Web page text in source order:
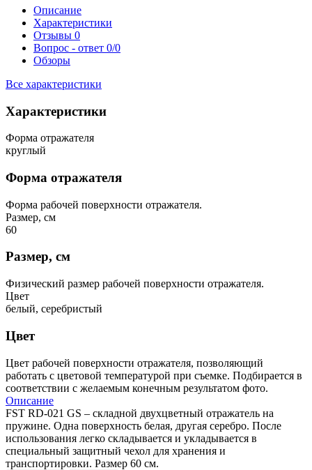
Описание
Характеристики
Отзывы 0
Вопрос - ответ 0/0
Обзоры
Все характеристики
Характеристики
Форма отражателя
круглый
Форма отражателя
Форма рабочей поверхности отражателя.
Размер, см
60
Размер, см
Физический размер рабочей поверхности отражателя.
Цвет
белый, серебристый
Цвет
Цвет рабочей поверхности отражателя, позволяющий
работать с цветовой температурой при съемке. Подбирается в
соответствии с желаемым конечным результатом фото.
Описание
FST RD-021 GS – складной двухцветный отражатель на
пружине. Одна поверхность белая, другая серебро. После
использования легко складывается и укладывается в
специальный защитный чехол для хранения и
транспортировки. Размер 60 см.